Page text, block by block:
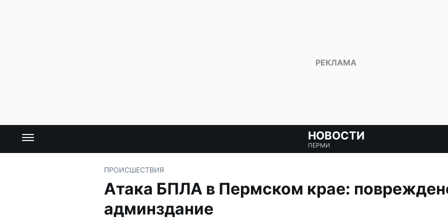
НОВОСТИ
ПЕРМИ
ПРОИСШЕСТВИЯ
Атака БПЛА в Пермском крае:
админздание